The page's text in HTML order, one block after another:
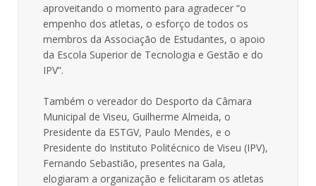
aproveitando o momento para agradecer “o
empenho dos atletas, o esforço de todos os
membros da Associação de Estudantes, o apoio
da Escola Superior de Tecnologia e Gestão e do
IPV”.
Também o vereador do Desporto da Câmara
Municipal de Viseu, Guilherme Almeida, o
Presidente da ESTGV, Paulo Mendes, e o
Presidente do Instituto Politécnico de Viseu (IPV),
Fernando Sebastião, presentes na Gala,
elogiaram a organização e felicitaram os atletas